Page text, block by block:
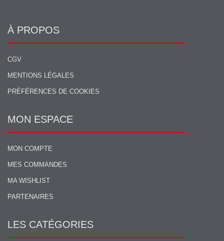
À PROPOS
CGV
MENTIONS LÉGALES
PRÉFÉRENCES DE COOKIES
MON ESPACE
MON COMPTE
MES COMMANDES
MA WISHLIST
PARTENAIRES
LES CATÉGORIES